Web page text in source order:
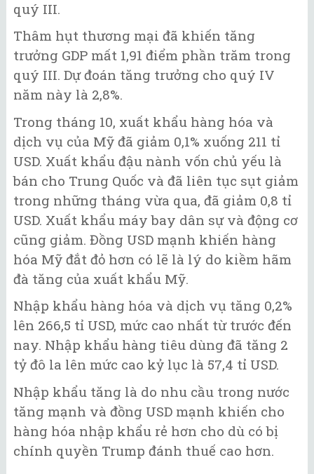
quý III.
Thâm hụt thương mại đã khiến tăng
trưởng GDP mất 1,91 điểm phần trăm trong
quý III. Dự đoán tăng trưởng cho quý IV
năm này là 2,8%.
Trong tháng 10, xuất khẩu hàng hóa và
dịch vụ của Mỹ đã giảm 0,1% xuống 211 tỉ
USD. Xuất khẩu đậu nành vốn chủ yếu là
bán cho Trung Quốc và đã liên tục sụt giảm
trong những tháng vừa qua, đã giảm 0,8 tỉ
USD. Xuất khẩu máy bay dân sự và động cơ
cũng giảm. Đồng USD mạnh khiến hàng
hóa Mỹ đắt đỏ hơn có lẽ là lý do kiềm hãm
đà tăng của xuất khẩu Mỹ.
Nhập khẩu hàng hóa và dịch vụ tăng 0,2%
lên 266,5 tỉ USD, mức cao nhất từ trước đến
nay. Nhập khẩu hàng tiêu dùng đã tăng 2
tỷ đô la lên mức cao kỷ lục là 57,4 tỉ USD.
Nhập khẩu tăng là do nhu cầu trong nước
tăng mạnh và đồng USD mạnh khiến cho
hàng hóa nhập khẩu rẻ hơn cho dù có bị
chính quyền Trump đánh thuế cao hơn.